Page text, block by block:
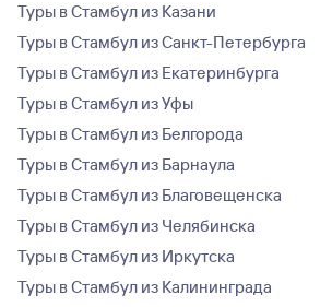
Туры в Стамбул из Казани
Туры в Стамбул из Санкт-Петербурга
Туры в Стамбул из Екатеринбурга
Туры в Стамбул из Уфы
Туры в Стамбул из Белгорода
Туры в Стамбул из Барнаула
Туры в Стамбул из Благовещенска
Туры в Стамбул из Челябинска
Туры в Стамбул из Иркутска
Туры в Стамбул из Калининграда